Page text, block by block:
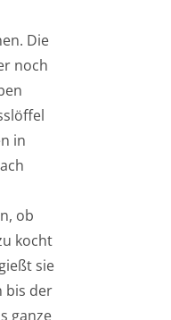
Die
noch
in
ob
kocht
sie
bis der
ganze